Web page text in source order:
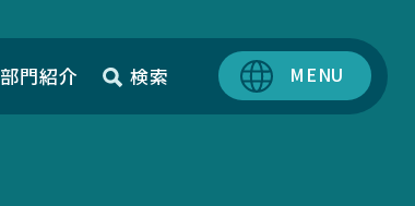
部門紹介 検索